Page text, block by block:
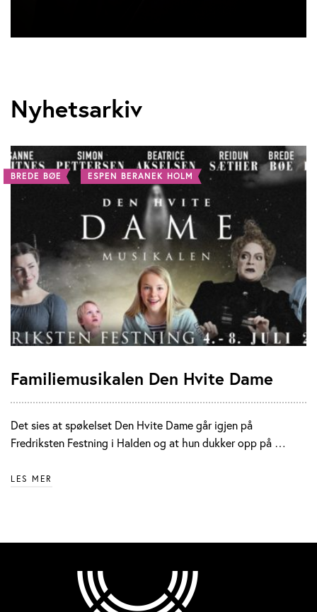
Nyhetsarkiv
BREDE BØE ESPEN BERANEK HOLM
Familiemusikalen Den Hvite Dame
Det sies at spøkelset Den Hvite Dame går igjen på
Fredriksten Festning i Halden og at hun dukker opp på …
LES MER